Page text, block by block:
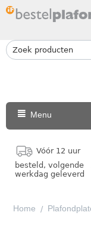
Menu
Vóór 12 uur
besteld, volgende
werkdag geleverd
Home /